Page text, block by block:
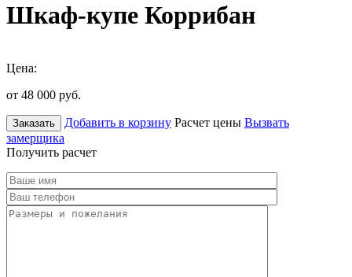
Шкаф-купе Коррибан
Цена:
от 48 000 руб.
Заказать Добавить в корзину Расчет цены Вызвать
замерщика
Получить расчет